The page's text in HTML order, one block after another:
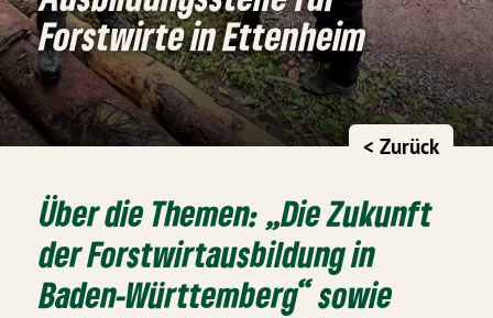
Forstwirte in Ettenheim
< Zurück
Über die Themen: „Die Zukunft
der Forstwirtausbildung in
Baden-Württemberg“ sowie